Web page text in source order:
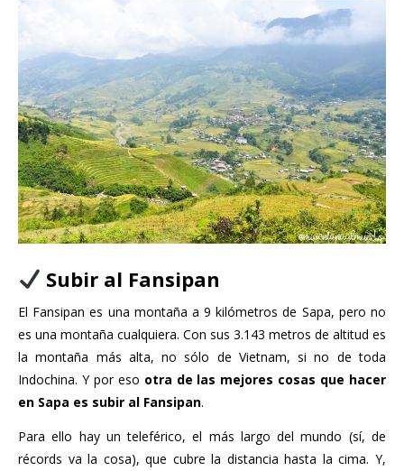
Subir al Fansipan
El Fansipan es una montaña a 9 kilómetros de Sapa, pero no
es una montaña cualquiera. Con sus 3.143 metros de altitud es
la montaña más alta, no sólo de Vietnam, si no de toda
Indochina. Y por eso otra de las mejores cosas que hacer
en Sapa es subir al Fansipan.
Para ello hay un teleférico, el más largo del mundo (sí, de
récords va la cosa), que cubre la distancia hasta la cima. Y,